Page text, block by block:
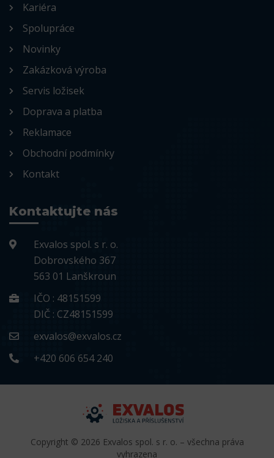
Kariéra
Spolupráce
Novinky
Zakázková výroba
Servis ložisek
Doprava a platba
Reklamace
Obchodní podmínky
Kontakt
Kontaktujte nás
Exvalos spol. s r. o.
Dobrovského 367
563 01 Lanškroun
IČO : 48151599
DIČ : CZ48151599
exvalos@exvalos.cz
+420 606 654 240
Copyright © 2026 Exvalos spol. s r. o. – všechna práva
vyhrazena